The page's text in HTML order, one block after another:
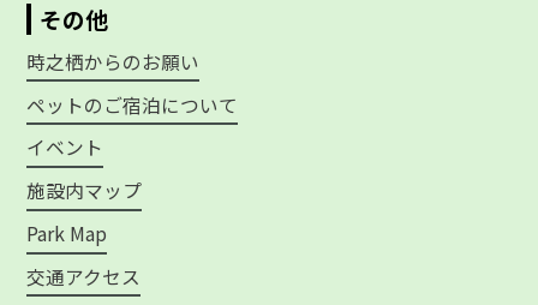
その他
時之栖からのお願い
ペットのご宿泊について
イベント
施設内マップ
Park Map
交通アクセス